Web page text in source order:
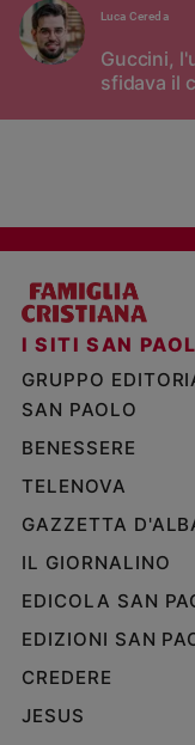
Guccini,
sfidava il
Luca Cereda
I SITI SAN
GRUPPO
SAN PAOLO
BENESSERE
TELENOVA
GAZZETTA
IL GIORNALINO
EDICOLA SAN
EDIZIONI SAN
CREDERE
JESUS